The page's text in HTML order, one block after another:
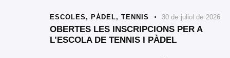
ESCOLES, PÀDEL, TENNIS 30 de juliol de 2026
OBERTES LES INSCRIPCIONS PER A
L’ESCOLA DE TENNIS I PÀDEL